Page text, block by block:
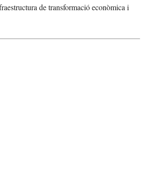
de transformació econòmica i